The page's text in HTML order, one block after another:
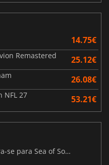
14.75€
Remastered 25.12€
26.08€
NFL 27 53.21€
Hollow Knight: Silksong prepara-se para Sea of Sorrow com um patch